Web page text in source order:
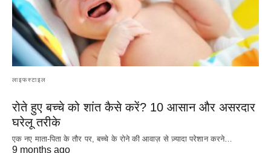
लाइफस्टाइल
रोते हुए बच्चे को शांत कैसे करें? 10 आसान और असरदार
घरेलू तरीके
एक नए माता-पिता के तौर पर, बच्चे के रोने की आवाज़ से ज़्यादा परेशान करने…
9 months ago